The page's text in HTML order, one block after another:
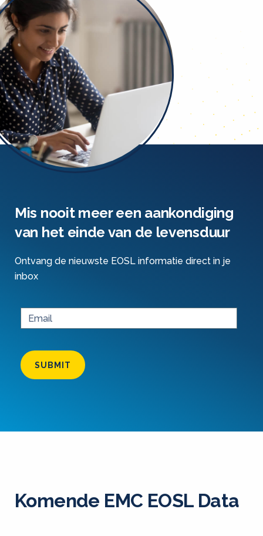
Mis nooit meer een aankondiging
van het einde van de levensduur
Ontvang de nieuwste EOSL informatie direct in je
inbox
SUBMIT
Komende EMC EOSL Data